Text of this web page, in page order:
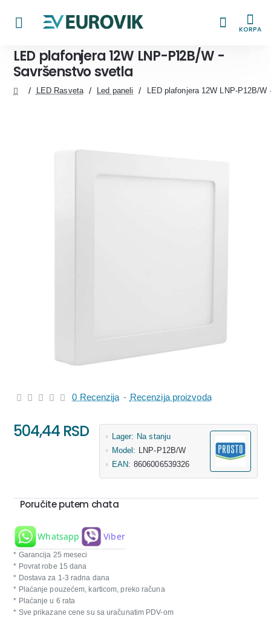
KORPA
LED plafonjera 12W LNP-P12B/W -
Savršenstvo svetla
LED Rasveta Led paneli LED plafonjera 12W LNP-P12B/
0 Recenzija - Recenzija proizvoda
504,44 RSD Lager: Na stanju
Model: LNP-P12B/W
EAN: 8606006539326
Poručite putem chata
Whatsapp Viber
* Garancija 25 meseci
* Povrat robe 15 dana
* Dostava za 1-3 radna dana
* Plaćanje pouzećem, karticom, preko računa
* Plaćanje u 6 rata
* Sve prikazane cene su sa uračunatim PDV-om